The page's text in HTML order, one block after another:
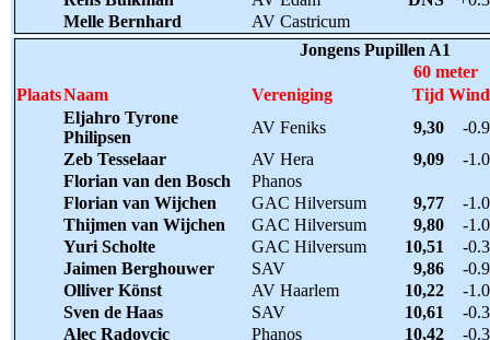
Melle Bernhard
AV Castricum
Jongens Pupillen A1
60 meter
PlaatsNaam Vereniging Tijd Wind
Eljahro Tyrone
Philipsen
AV Feniks 9,30
-0.9
Zeb Tesselaar
AV Hera 9,09
-1.0
Florian van den Bosch
Phanos
Florian van Wijchen
GAC Hilversum 9,77
-1.0
Thijmen van Wijchen
GAC Hilversum 9,80
-1.0
Yuri Scholte
GAC Hilversum 10,51
-0.3
Jaimen Berghouwer
SAV 9,86
-0.9
Olliver Könst
AV Haarlem 10,22
-1.0
Sven de Haas
SAV 10,61
-0.3
Alec Radovcic
Phanos 10,42
-0.3